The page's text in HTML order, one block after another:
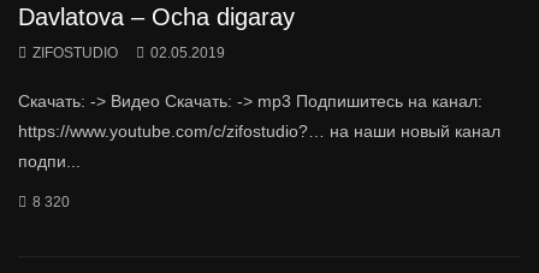
Davlatova – Ocha digaray
ZIFOSTUDIO 02.05.2019
Скачать: -> Видео Скачать: -> mp3 Подпишитесь на канал:
https://www.youtube.com/c/zifostudio?… на наши новый канал
подпи...
8 320